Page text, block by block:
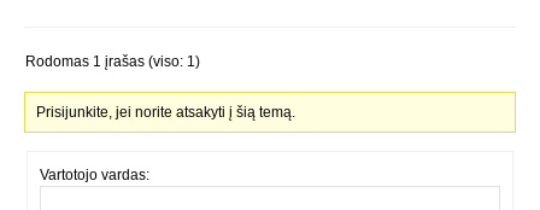
Rodomas 1 įrašas (viso: 1)
Prisijunkite, jei norite atsakyti į šią temą.
Vartotojo vardas: